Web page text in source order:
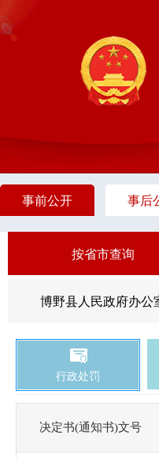
事前公开 事后
按省市查询
博野县人民政府办公
行政处罚
决定书(通知书)文号